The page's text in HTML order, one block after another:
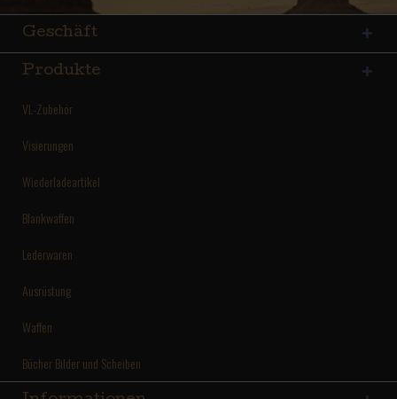
Geschäft
Produkte
VL-Zubehör
Visierungen
Wiederladeartikel
Blankwaffen
Lederwaren
Ausrüstung
Waffen
Bücher Bilder und Scheiben